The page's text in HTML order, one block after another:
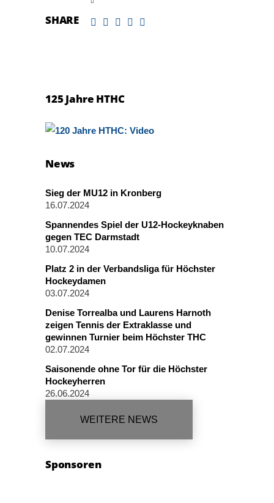
SHARE
125 Jahre HTHC
News
Sieg der MU12 in Kronberg
16.07.2024
Spannendes Spiel der U12-Hockeyknaben
gegen TEC Darmstadt
10.07.2024
Platz 2 in der Verbandsliga für Höchster
Hockeydamen
03.07.2024
Denise Torrealba und Laurens Harnoth
zeigen Tennis der Extraklasse und
gewinnen Turnier beim Höchster THC
02.07.2024
Saisonende ohne Tor für die Höchster
Hockeyherren
26.06.2024
WEITERE NEWS
Sponsoren